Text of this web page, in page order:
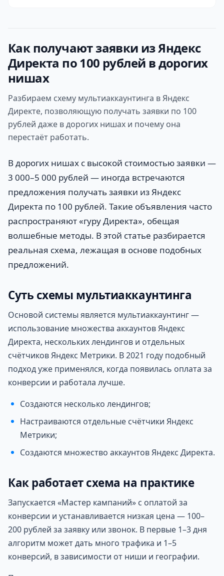
Как получают заявки из Яндекс
Директа по 100 рублей в дорогих
нишах
Разбираем схему мультиаккаунтинга в Яндекс
Директе, позволяющую получать заявки по 100
рублей даже в дорогих нишах и почему она
перестаёт работать.
В дорогих нишах с высокой стоимостью заявки —
3 000–5 000 рублей — иногда встречаются
предложения получать заявки из Яндекс
Директа по 100 рублей. Такие объявления часто
распространяют «гуру Директа», обещая
волшебные методы. В этой статье разбирается
реальная схема, лежащая в основе подобных
предложений.
Суть схемы мультиаккаунтинга
Основой системы является мультиаккаунтинг —
использование множества аккаунтов Яндекс
Директа, нескольких лендингов и отдельных
счётчиков Яндекс Метрики. В 2021 году подобный
подход уже применялся, когда появилась оплата за
конверсии и работала лучше.
Создаются несколько лендингов;
Настраиваются отдельные счётчики Яндекс
Метрики;
Создаются множество аккаунтов Яндекс Директа.
Как работает схема на практике
Запускается «Мастер кампаний» с оплатой за
конверсии и устанавливается низкая цена — 100–
200 рублей за заявку или звонок. В первые 1–3 дня
алгоритм может дать много трафика и 1–5
конверсий, в зависимости от ниши и географии.